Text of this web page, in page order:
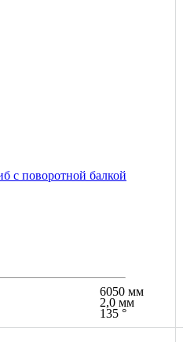
с поворотной балкой
6050 мм
2,0 мм
135 °